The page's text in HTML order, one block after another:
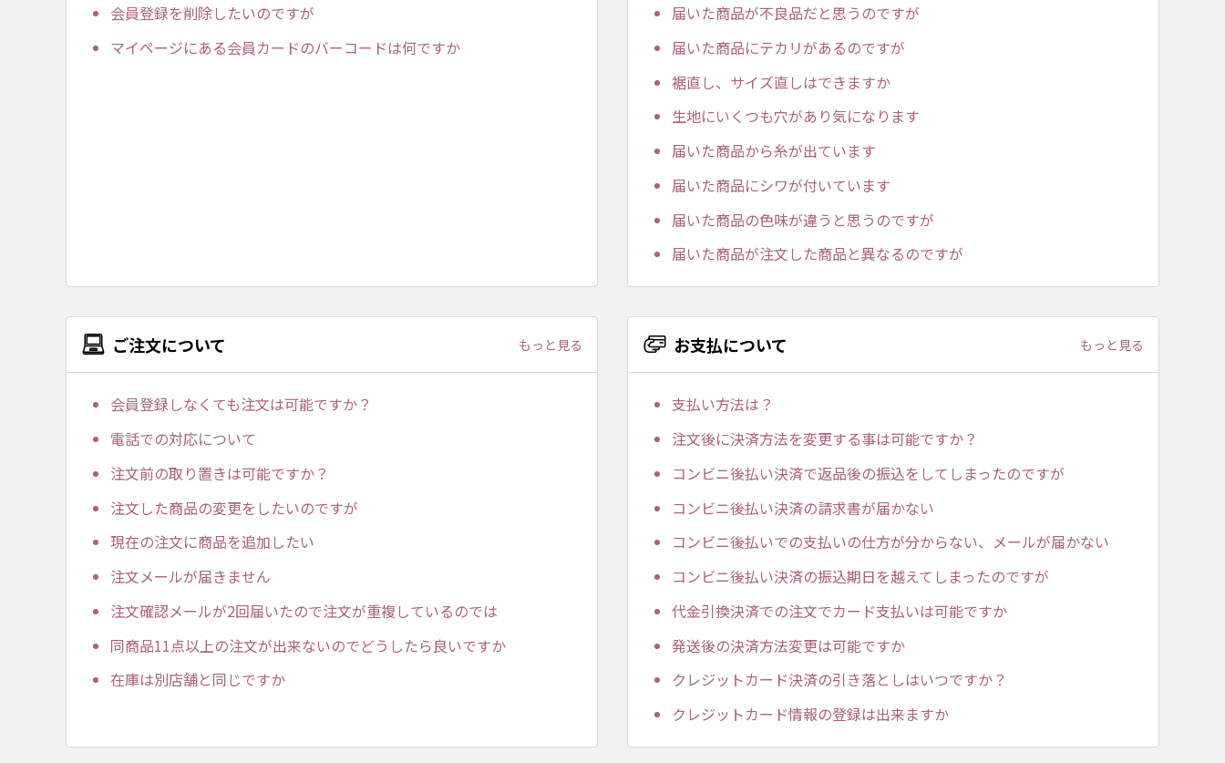
会員登録を削除したいのですが
マイページにある会員カードのバーコードは何ですか
届いた商品が不良品だと思うのですが
届いた商品にテカリがあるのですが
裾直し、サイズ直しはできますか
生地にいくつも穴があり気になります
届いた商品から糸が出ています
届いた商品にシワが付いています
届いた商品の色味が違うと思うのですが
届いた商品が注文した商品と異なるのですが
ご注文について もっと見る
会員登録しなくても注文は可能ですか？
電話での対応について
注文前の取り置きは可能ですか？
注文した商品の変更をしたいのですが
現在の注文に商品を追加したい
注文メールが届きません
注文確認メールが2回届いたので注文が重複しているのでは
同商品11点以上の注文が出来ないのでどうしたら良いですか
在庫は別店舗と同じですか
お支払について もっと見る
支払い方法は？
注文後に決済方法を変更する事は可能ですか？
コンビニ後払い決済で返品後の振込をしてしまったのですが
コンビニ後払い決済の請求書が届かない
コンビニ後払いでの支払いの仕方が分からない、メールが届かない
コンビニ後払い決済の振込期日を越えてしまったのですが
代金引換決済での注文でカード支払いは可能ですか
発送後の決済方法変更は可能ですか
クレジットカード決済の引き落としはいつですか？
クレジットカード情報の登録は出来ますか